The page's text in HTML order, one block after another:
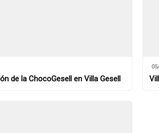
de la ChocoGesell en Villa Gesell